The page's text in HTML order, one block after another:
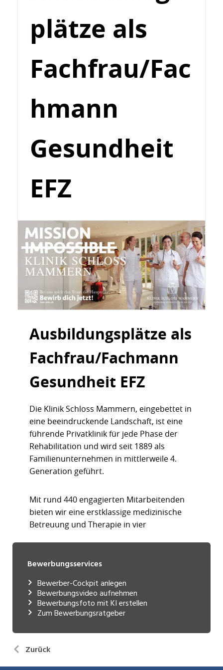
Bewerbungsservices
Bewerber-Cockpit anlegen
Bewerbungsvideo aufnehmen
Bewerbungsfoto mit KI erstellen
Zum Bewerbungsratgeber
Zurück